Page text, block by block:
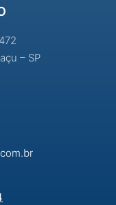
– SP